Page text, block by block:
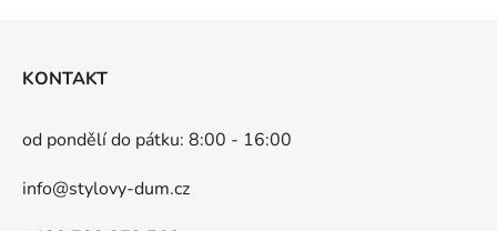
KONTAKT
od pondělí do pátku: 8:00 - 16:00
info@stylovy-dum.cz